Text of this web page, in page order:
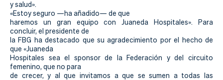
y salud».
«Estoy seguro —ha añadido— de que
haremos un gran equipo con Juaneda Hospitales». Para
concluir, el presidente de
la FBG ha destacado que su agradecimiento por el hecho de
que «Juaneda
Hospitales sea el sponsor de la Federación y del circuito
femenino, que no para
de crecer, y al que invitamos a que se sumen a todas las